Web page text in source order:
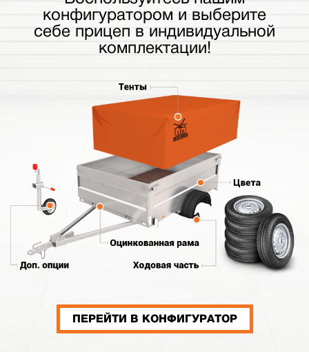
конфигуратором и выберите
себе прицеп в индивидуальной
комплектации!
ПЕРЕЙТИ В КОНФИГУРАТОР